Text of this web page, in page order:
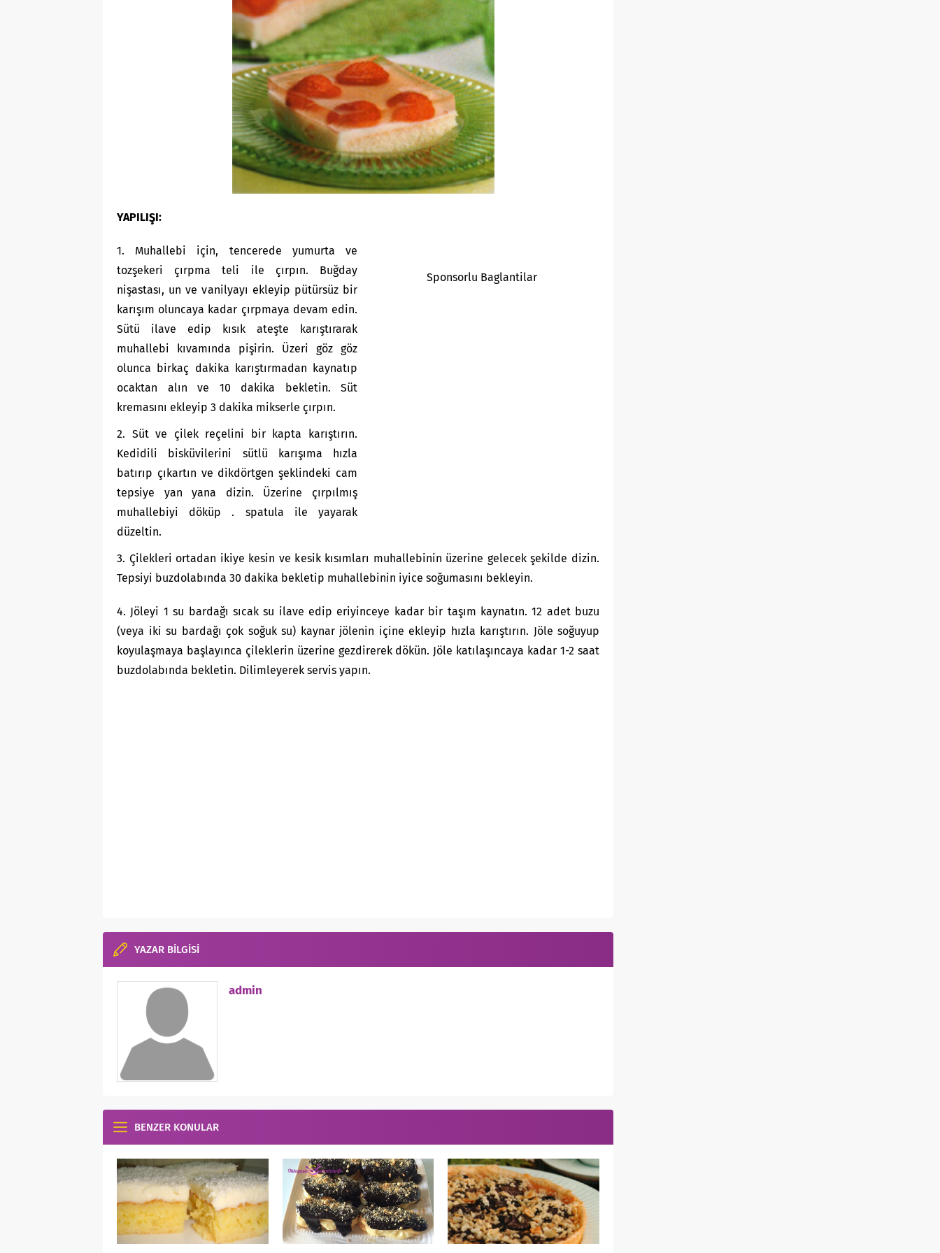
YAPILIŞI:
Sponsorlu Baglantilar
1. Muhallebi için, tencerede yumurta ve
tozşekeri çırpma teli ile çırpın. Buğday
nişastası, un ve vanilyayı ekleyip pütürsüz bir
karışım oluncaya kadar çırpmaya devam edin.
Sütü ilave edip kısık ateşte karıştırarak
muhallebi kıvamında pişirin. Üzeri göz göz
olunca birkaç dakika karıştırmadan kaynatıp
ocaktan alın ve 10 dakika bekletin. Süt
kremasını ekleyip 3 dakika mikserle çırpın.
2. Süt ve çilek reçelini bir kapta karıştırın.
Kedidili bisküvilerini sütlü karışıma hızla
batırıp çıkartın ve dikdörtgen şeklindeki cam
tepsiye yan yana dizin. Üzerine çırpılmış
muhallebiyi döküp . spatula ile yayarak
düzeltin.
3. Çilekleri ortadan ikiye kesin ve kesik kısımları muhallebinin üzerine gelecek şekilde dizin.
Tepsiyi buzdolabında 30 dakika bekletip muhallebinin iyice soğumasını bekleyin.
4. Jöleyi 1 su bardağı sıcak su ilave edip eriyinceye kadar bir taşım kaynatın. 12 adet buzu
(veya iki su bardağı çok soğuk su) kaynar jölenin içine ekleyip hızla karıştırın. Jöle soğuyup
koyulaşmaya başlayınca çileklerin üzerine gezdirerek dökün. Jöle katılaşıncaya kadar 1-2 saat
buzdolabında bekletin. Dilimleyerek servis yapın.
YAZAR BİLGİSİ
admin
BENZER KONULAR